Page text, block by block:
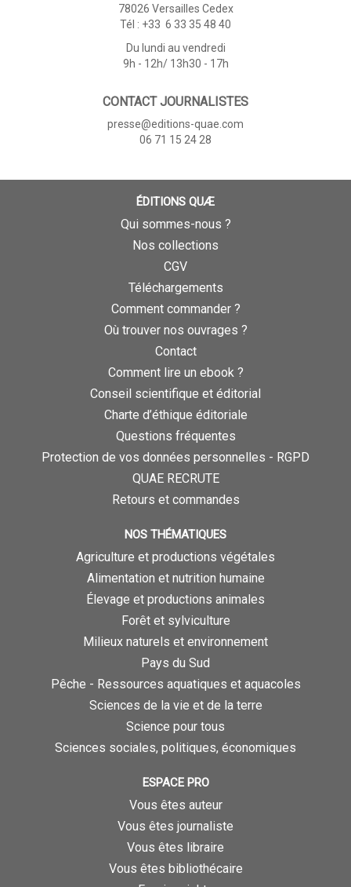
78026 Versailles Cedex
Tél : +33 6 33 35 48 40
Du lundi au vendredi
9h - 12h/ 13h30 - 17h
CONTACT JOURNALISTES
presse@editions-quae.com
06 71 15 24 28
ÉDITIONS QUÆ
Qui sommes-nous ?
Nos collections
CGV
Téléchargements
Comment commander ?
Où trouver nos ouvrages ?
Contact
Comment lire un ebook ?
Conseil scientifique et éditorial
Charte d’éthique éditoriale
Questions fréquentes
Protection de vos données personnelles - RGPD
QUAE RECRUTE
Retours et commandes
NOS THÉMATIQUES
Agriculture et productions végétales
Alimentation et nutrition humaine
Élevage et productions animales
Forêt et sylviculture
Milieux naturels et environnement
Pays du Sud
Pêche - Ressources aquatiques et aquacoles
Sciences de la vie et de la terre
Science pour tous
Sciences sociales, politiques, économiques
ESPACE PRO
Vous êtes auteur
Vous êtes journaliste
Vous êtes libraire
Vous êtes bibliothécaire